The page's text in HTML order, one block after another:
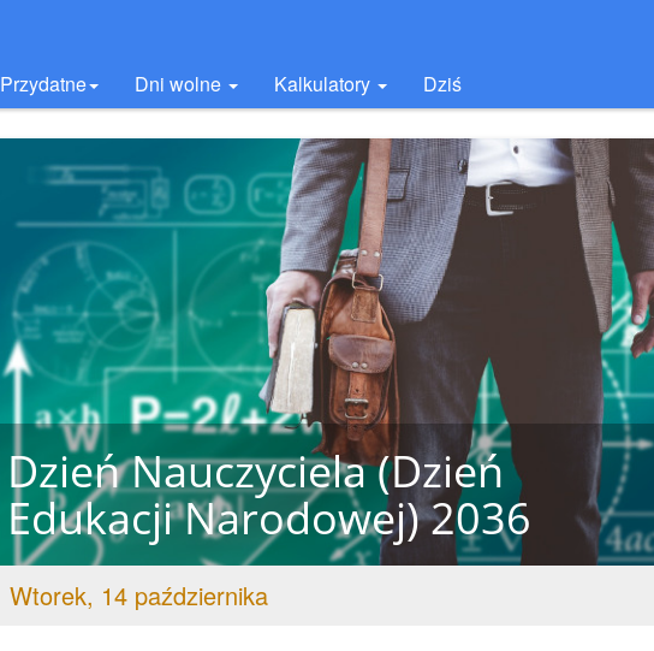
Przydatne Dni wolne Kalkulatory Dziś
Dzień Nauczyciela (Dzień
Edukacji Narodowej) 2036
Wtorek, 14 października